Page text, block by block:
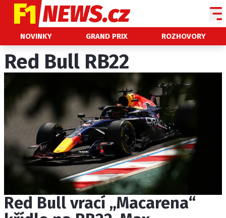
NOVINKY GRAND PRIX ROZHOVORY
NOVINKY
GRAND PRIX
PADDOCK LINE
TECHNIKA
HISTORIE GP
PROFILY JEZDCŮ
PROFILY TÝMŮ
ROZHOVORY
OSTATNÍ
SLEDUJTE NÁS NA|
Red Bull RB22
Red Bull vrací „Macarena“